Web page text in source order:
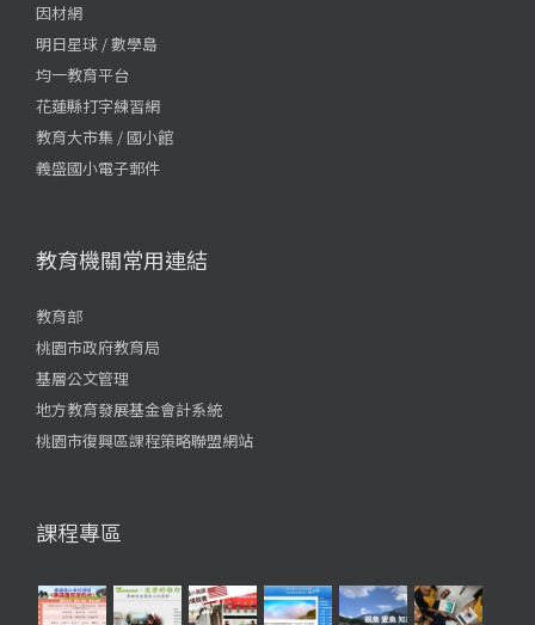
因材網
明日星球 / 數學島
均一教育平台
花蓮縣打字練習網
教育大市集 / 國小館
義盛國小電子郵件
教育機關常用連結
教育部
桃園市政府教育局
基層公文管理
地方教育發展基金會計系統
桃園市復興區課程策略聯盟網站
課程專區